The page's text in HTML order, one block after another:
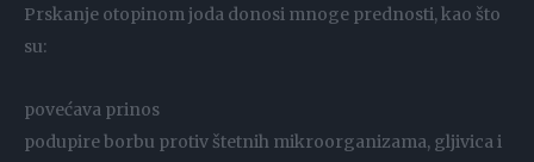
Prskanje otopinom joda donosi mnoge prednosti, kao što
su:
povećava prinos
podupire borbu protiv štetnih mikroorganizama, gljivica i